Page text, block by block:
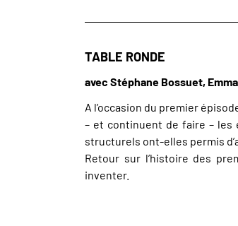
TABLE RONDE
avec Stéphane Bossuet,
A l’occasion du premier
– et continuent de faire – les
structurels ont-elles permis
Retour sur l’histoire des
inventer.